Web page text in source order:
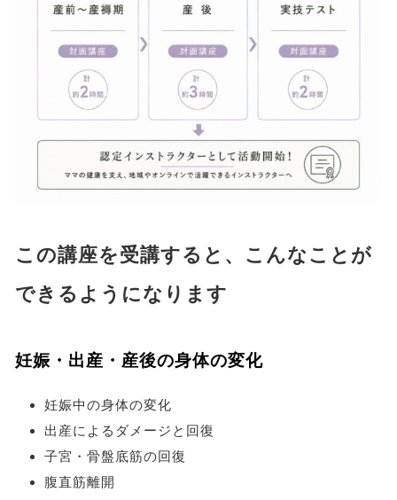
この講座を受講すると、こんなことが
できるようになります
妊娠・出産・産後の身体の変化
妊娠中の身体の変化
出産によるダメージと回復
子宮・骨盤底筋の回復
腹直筋離開